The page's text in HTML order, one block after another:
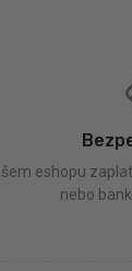
eshopu
nebo